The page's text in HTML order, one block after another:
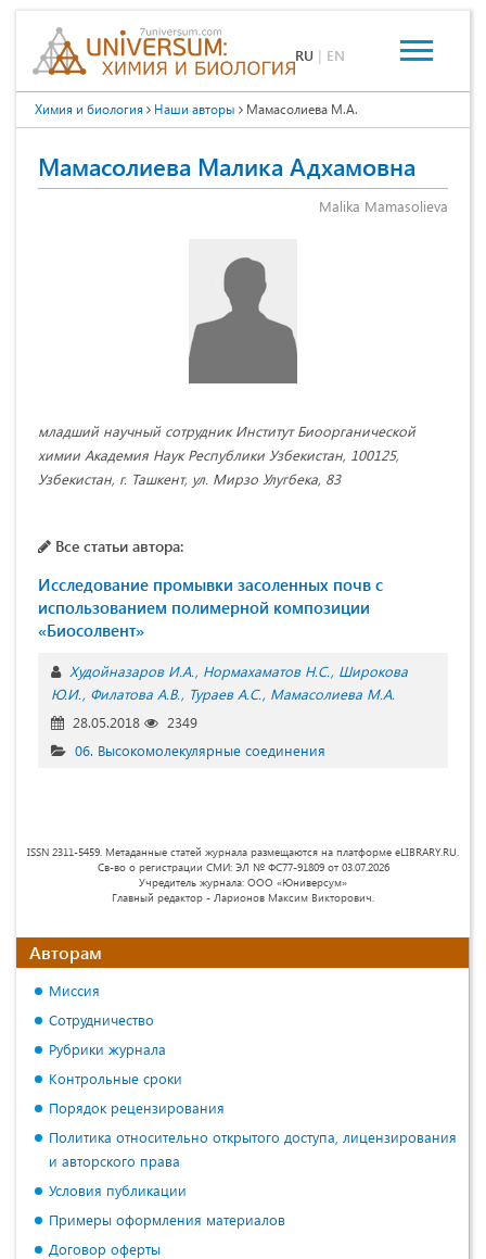
RU | EN
Химия и биология Наши авторы Мамасолиева М.А.
Мамасолиева Малика Адхамовна
Malika Mamasolieva
младший научный сотрудник Институт Биоорганической
химии Академия Наук Республики Узбекистан, 100125,
Узбекистан, г. Ташкент, ул. Мирзо Улугбека, 83
Все статьи автора:
Исследование промывки засоленных почв с
использованием полимерной композиции
«Биосолвент»
Худойназаров И.А. Нормахаматов Н.С. Широкова
Ю.И. Филатова А.В. Тураев А.С. Мамасолиева М.А.
28.05.2018
2349
06. Высокомолекулярные соединения
ISSN 2311-5459. Метаданные статей журнала размещаются на платформе eLIBRARY.RU.
Св-во о регистрации СМИ: ЭЛ № ФС77-91809 от 03.07.2026
Учредитель журнала: ООО «Юниверсум»
Главный редактор - Ларионов Максим Викторович.
Авторам
Миссия
Сотрудничество
Рубрики журнала
Контрольные сроки
Порядок рецензирования
Политика относительно открытого доступа, лицензирования
и авторского права
Условия публикации
Примеры оформления материалов
Договор оферты